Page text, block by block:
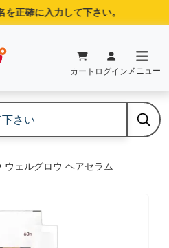
正確に入力して下さい。
カート ログイン メニュー
ウェルグロウ ヘアセラム